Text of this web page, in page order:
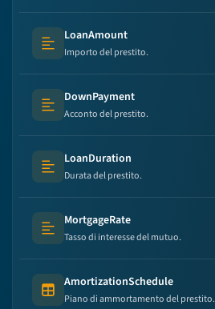
Text (multi-lines)
LoanAmount
Importo del prestito.
Text (multi-lines)
DownPayment
Acconto del prestito.
Text (multi-lines)
LoanDuration
Durata del prestito.
Text (multi-lines)
MortgageRate
Tasso di interesse del mutuo.
Table (list of items)
AmortizationSchedule
Piano di ammortamento del prestito.